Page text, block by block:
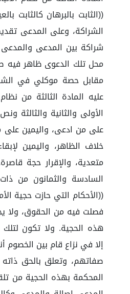
((الثابت بالبرهان كالثابت
الشراكة، وعلى المدعى
شراكة بين المدعى
محل تلك الدعوى ظاهر فيه
مقابل حصة موكلي في
عليه المادة الثالثة من
الأولى والثانية والثالثة
على من ادعى، واليمين على
خلاف الظاهر، واليمين
متعدية، والإقرار حجة
السادسة والثمانون من
((الأحكام التي حازت حجية
فصلت فيه من الحقوق، ولا
هذه الحجية. ولا تكون
إلا في نزاع قام بين
صفاتهم، وتعلق بالحق
المحكمة بهذه الحجية من